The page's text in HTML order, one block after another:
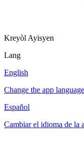
Kreyòl Ayisyen
Lang
English
Change the app
Español
Cambiar el idioma de la